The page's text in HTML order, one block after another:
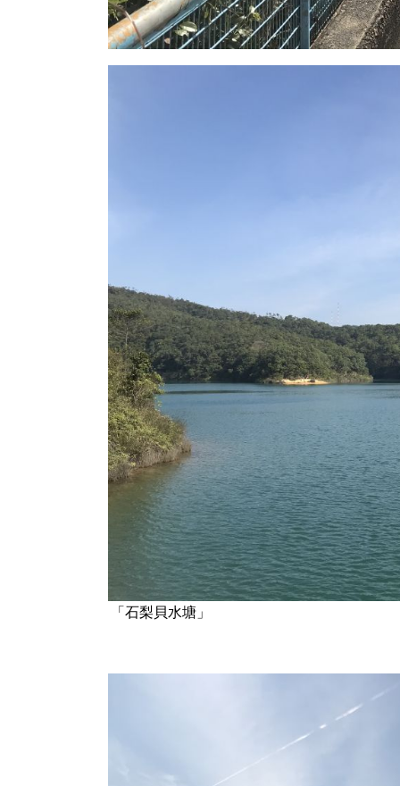
「石梨貝水塘」